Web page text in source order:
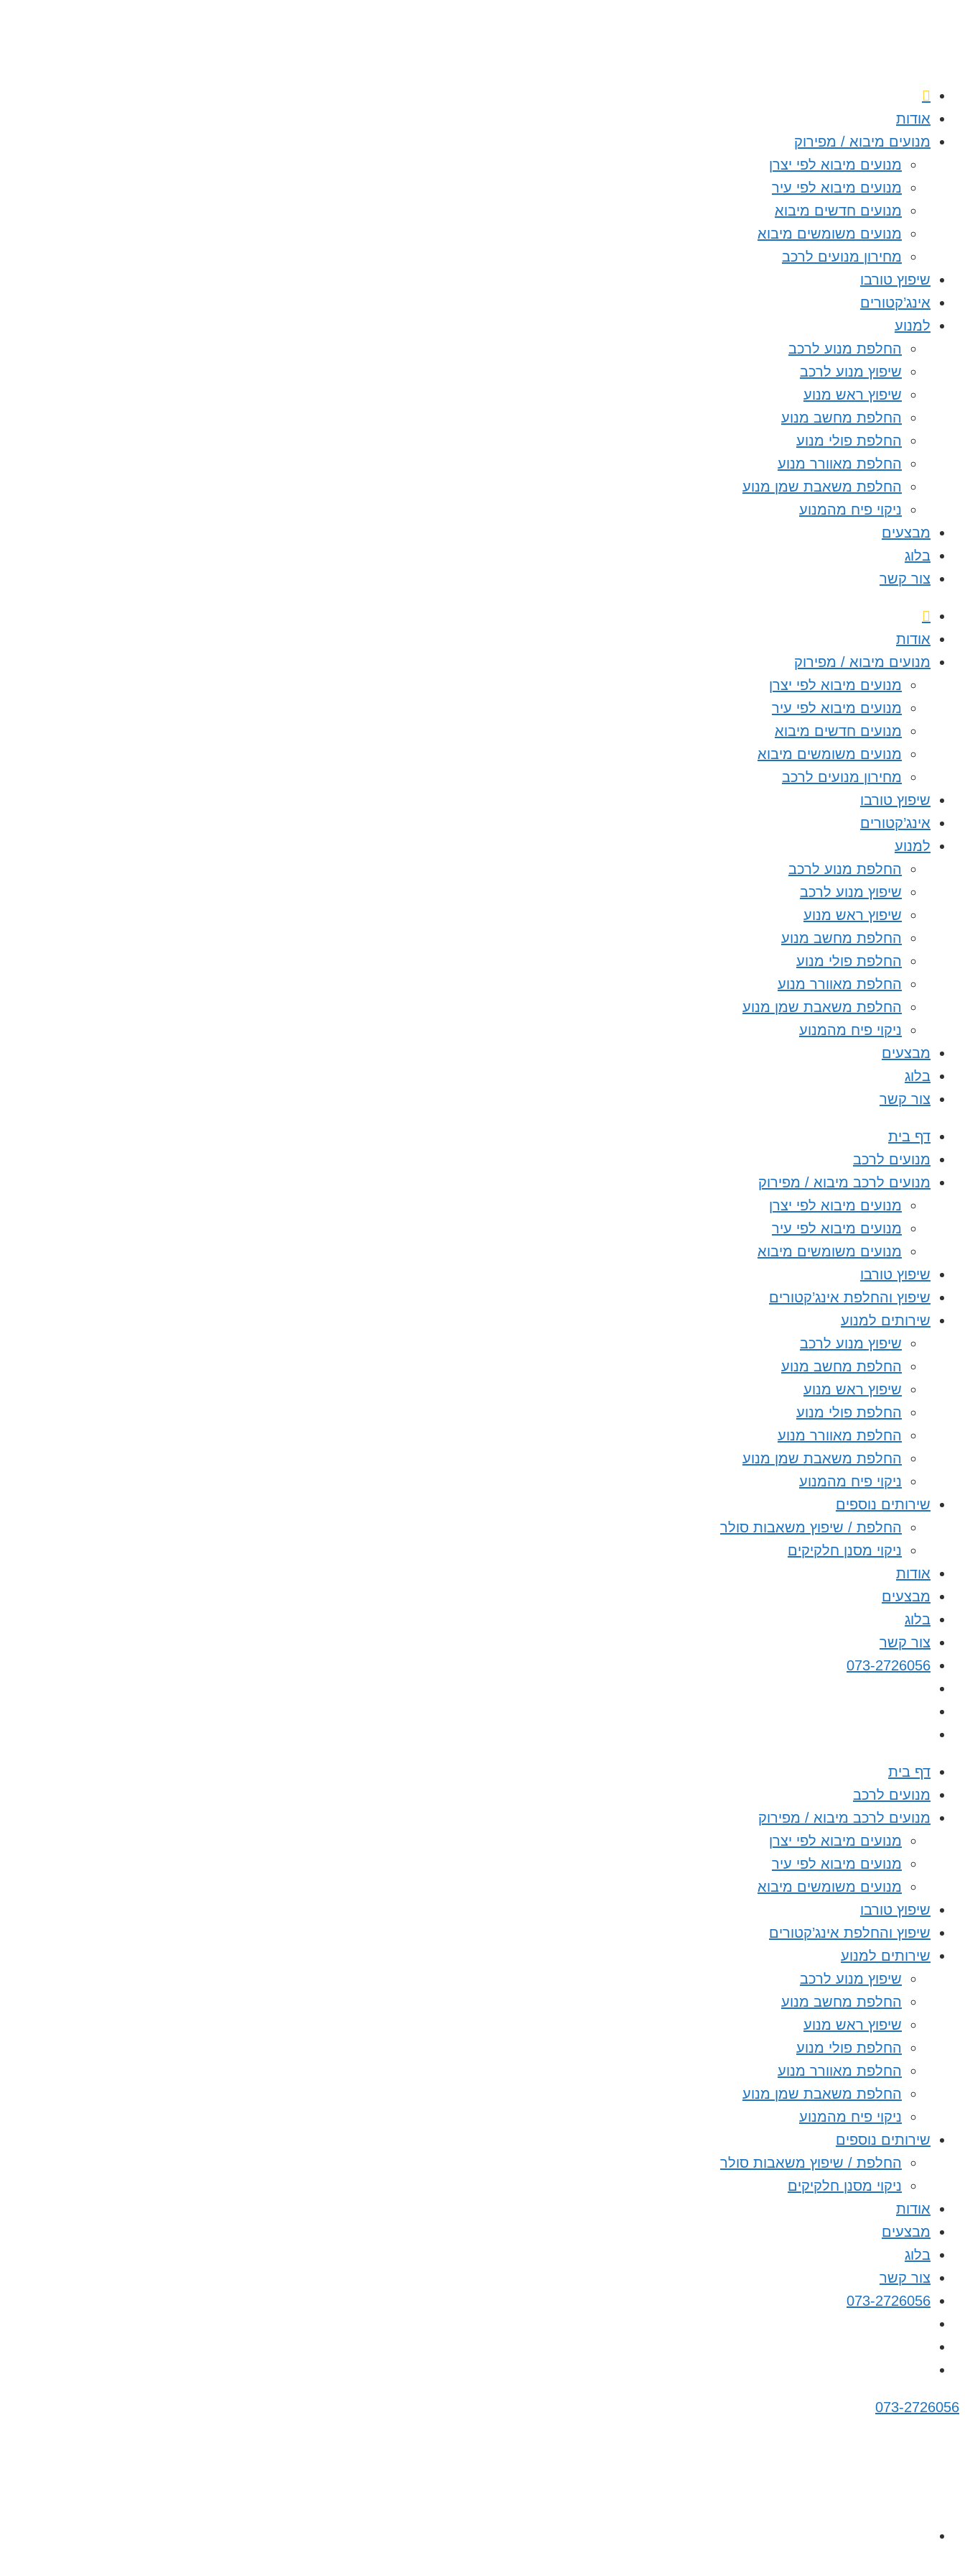
אודות
מנועים מיבוא / מפירוק
מנועים מיבוא לפי יצרן
מנועים מיבוא לפי עיר
מנועים חדשים מיבוא
מנועים משומשים מיבוא
מחירון מנועים לרכב
שיפוץ טורבו
אינג’קטורים
למנוע
החלפת מנוע לרכב
שיפוץ מנוע לרכב
שיפוץ ראש מנוע
החלפת מחשב מנוע
החלפת פולי מנוע
החלפת מאוורר מנוע
החלפת משאבת שמן מנוע
ניקוי פיח מהמנוע
מבצעים
בלוג
צור קשר
אודות
מנועים מיבוא / מפירוק
מנועים מיבוא לפי יצרן
מנועים מיבוא לפי עיר
מנועים חדשים מיבוא
מנועים משומשים מיבוא
מחירון מנועים לרכב
שיפוץ טורבו
אינג’קטורים
למנוע
החלפת מנוע לרכב
שיפוץ מנוע לרכב
שיפוץ ראש מנוע
החלפת מחשב מנוע
החלפת פולי מנוע
החלפת מאוורר מנוע
החלפת משאבת שמן מנוע
ניקוי פיח מהמנוע
מבצעים
בלוג
צור קשר
דף בית
מנועים לרכב
מנועים לרכב מיבוא / מפירוק
מנועים מיבוא לפי יצרן
מנועים מיבוא לפי עיר
מנועים משומשים מיבוא
שיפוץ טורבו
שיפוץ והחלפת אינג’קטורים
שירותים למנוע
שיפוץ מנוע לרכב
החלפת מחשב מנוע
שיפוץ ראש מנוע
החלפת פולי מנוע
החלפת מאוורר מנוע
החלפת משאבת שמן מנוע
ניקוי פיח מהמנוע
שירותים נוספים
החלפת / שיפוץ משאבות סולר
ניקוי מסנן חלקיקים
אודות
מבצעים
בלוג
צור קשר
073-2726056
דף בית
מנועים לרכב
מנועים לרכב מיבוא / מפירוק
מנועים מיבוא לפי יצרן
מנועים מיבוא לפי עיר
מנועים משומשים מיבוא
שיפוץ טורבו
שיפוץ והחלפת אינג’קטורים
שירותים למנוע
שיפוץ מנוע לרכב
החלפת מחשב מנוע
שיפוץ ראש מנוע
החלפת פולי מנוע
החלפת מאוורר מנוע
החלפת משאבת שמן מנוע
ניקוי פיח מהמנוע
שירותים נוספים
החלפת / שיפוץ משאבות סולר
ניקוי מסנן חלקיקים
אודות
מבצעים
בלוג
צור קשר
073-2726056
073-2726056